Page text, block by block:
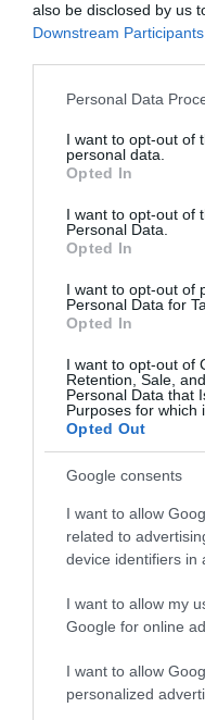
also be disclosed by us
Downstream Participants
Please note that this
not limited to your visit
grant or deny consent
use your data for below
consent section.
Personal Data
I want to opt-out of
personal data.
Opted In
I want to opt-out of
Personal Data.
Opted In
I want to opt-out of
Personal Data for
Opted In
I want to opt-out of
Retention, Sale,
Personal Data that
Purposes for which
Opted Out
Google consents
I want to allow
related to
device identifiers in
I want to allow my
Google for online
I want to allow
personalized
PIACOK
Megszűnhet a
sportcsatorna
A Csakfoci.hu értesülése
július 1-től már nem lesz